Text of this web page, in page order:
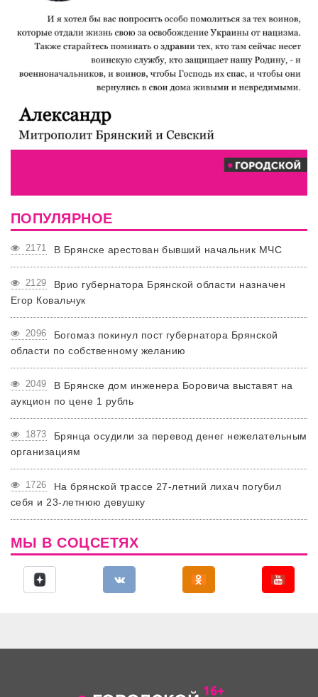
ПОПУЛЯРНОЕ
2171 В Брянске арестован бывший начальник МЧС
2129
Врио губернатора Брянской области назначен
Егор Ковальчук
2096
Богомаз покинул пост губернатора Брянской
области по собственному желанию
2049
В Брянске дом инженера Боровича выставят на
аукцион по цене 1 рубль
1873
Брянца осудили за перевод денег нежелательным
организациям
1726
На брянской трассе 27-летний лихач погубил
себя и 23-летнюю девушку
МЫ В СОЦСЕТЯХ